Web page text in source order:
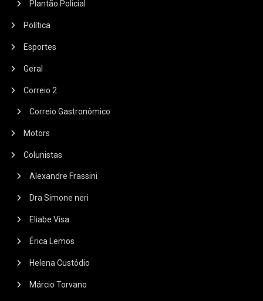
Plantão Policial
Política
Esportes
Geral
Correio 2
Correio Gastronômico
Motors
Colunistas
Alexandre Frassini
Dra Simone neri
Eliabe Visa
Érica Lemos
Helena Custódio
Márcio Torvano